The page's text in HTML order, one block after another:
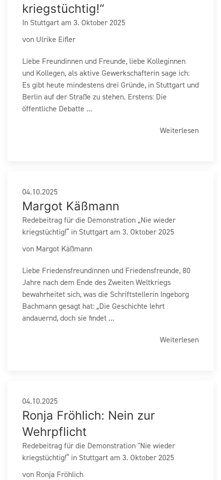
kriegstüchtig!“
In Stuttgart am 3. Oktober 2025
von Ulrike Eifler
Liebe Freundinnen und Freunde, liebe Kolleginnen
und Kollegen, als aktive Gewerkschafterin sage ich:
Es gibt heute mindestens drei Gründe, in Stuttgart und
Berlin auf der Straße zu stehen. Erstens: Die
öffentliche Debatte ...
Weiterlesen
04.10.2025
Margot Käßmann
Redebeitrag für die Demonstration „Nie wieder
kriegstüchtig!“ in Stuttgart am 3. Oktober 2025
von Margot Käßmann
Liebe Friedensfreundinnen und Friedensfreunde, 80
Jahre nach dem Ende des Zweiten Weltkriegs
bewahrheitet sich, was die Schriftstellerin Ingeborg
Bachmann gesagt hat: „Die Geschichte lehrt
andauernd, doch sie findet ...
Weiterlesen
04.10.2025
Ronja Fröhlich: Nein zur
Wehrpflicht
Redebeitrag für die Demonstration "Nie wieder
kriegstüchtig!“ in Stuttgart am 3. Oktober 2025
von Ronja Fröhlich